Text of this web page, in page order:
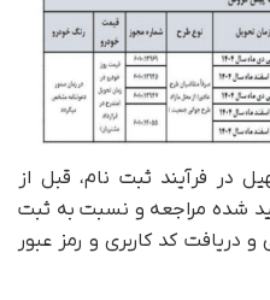
در فرآیند ثبت نام، قبل از
شده مراجعه و نسبت به ثبت
دریافت کد کاربری و رمز عبور